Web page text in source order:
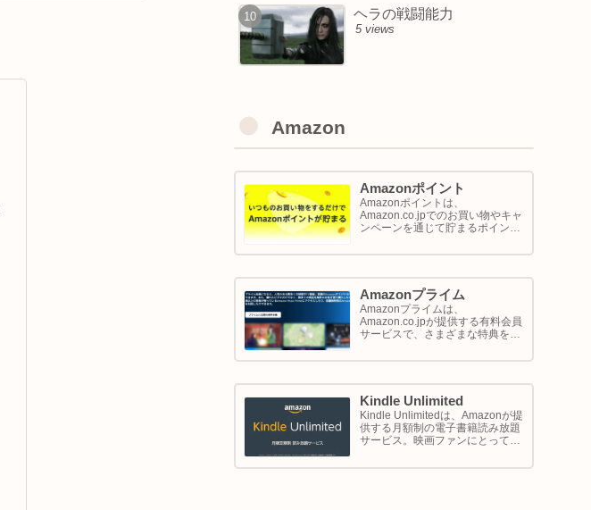
ヘラの戦闘能力
5 views
Amazon
Amazonポイント
Amazonポイントは、
Amazon.co.jpでのお買い物やキャ
ンペーンを通じて貯まるポイント
当として、商品の購入代金に利用
Amazon ポイントの使い方と貯め
方を解説します。
Amazonプライム
Amazonプライムは、
Amazon.co.jpが提供する有料会員
サービスで、さまざまな特典を享
スは、配送の利便性向上からエン
限定割引までをカバーし、日常の
ショッピングや生活をサポートし
ます。
Kindle Unlimited
Kindle Unlimitedは、Amazonが提
供する月額制の電子書籍読み放題
サービス。映画ファンにとって
ビスではありませんが、映画の世